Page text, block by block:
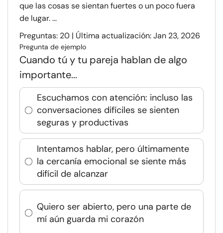
que las cosas se sientan fuertes o un poco fuera
de lugar. ...
Preguntas: 20 | Última actualización: Jan 23, 2026
Pregunta de ejemplo
Cuando tú y tu pareja hablan de algo
importante...
Escuchamos con atención: incluso las
conversaciones difíciles se sienten
seguras y productivas
Intentamos hablar, pero últimamente
la cercanía emocional se siente más
difícil de alcanzar
Quiero ser abierto, pero una parte de
mí aún guarda mi corazón